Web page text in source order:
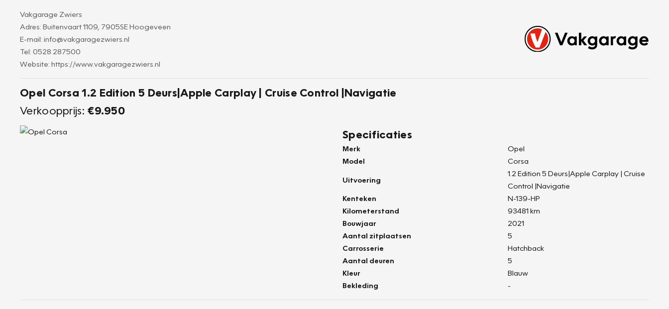
Vakgarage Zwiers
Adres: Buitenvaart 1109, 7905SE Hoogeveen
E-mail: info@vakgaragezwiers.nl
Tel: 0528 287500
Website: https://www.vakgaragezwiers.nl
Opel Corsa 1.2 Edition 5 Deurs|Apple Carplay | Cruise Control |Navigatie
Verkoopprijs: €9.950
Specificaties
Merk
Opel
Model
Corsa
Uitvoering
1.2 Edition 5 Deurs|Apple Carplay | Cruise
Control |Navigatie
Kenteken
N-139-HP
Kilometerstand
93481 km
Bouwjaar
2021
Aantal zitplaatsen
5
Carrosserie
Hatchback
Aantal deuren
5
Kleur
Blauw
Bekleding
-